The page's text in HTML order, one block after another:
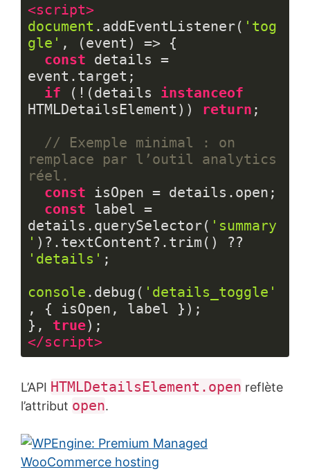
<script>
document .addEventListener( 'tog
gle' , (event) => {
const details =
event.target;
if (!(details instanceof
HTMLDetailsElement)) return ;
// Exemple minimal : on
remplace par l’outil analytics
réel.
const isOpen = details.open;
const label =
details.querySelector( 'summary
'
'details' ;
console .debug( 'details_toggle'
, { isOpen, label });
}, true
</script>
code :
HTML,
XML
L’API HTMLDetailsElement.open reflète
l’attribut open.